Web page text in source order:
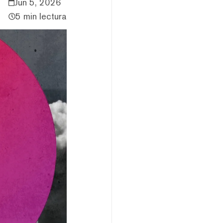
Jun 5, 2026
5 min lectura